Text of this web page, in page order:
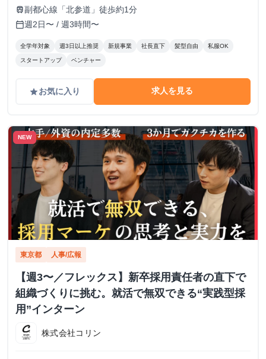
train副都心線「北参道」徒歩約1分
calendar_today週2日〜 / 週3時間〜
全学年対象 週3日以上推奨 新規事業 社長直下 髪型自由 私服OK
スタートアップ ベンチャー
gradeお気に入り 求人を見る
NEW
東京都 人事/広報
【週3〜／フレックス】新卒採用責任者の直下で
組織づくりに挑む。就活で無双できる“実践型採
用”インターン
株式会社コリン